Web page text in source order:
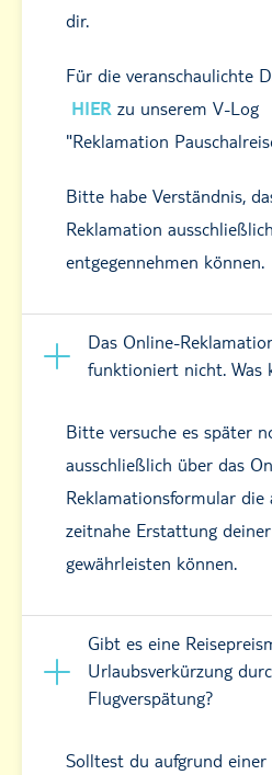
dir.
Für die veranschaulichte
HIER zu unserem V-Log
"Reklamation
Bitte habe Verständnis,
Reklamation
entgegennehmen können.​
Das Online-
funktioniert nicht. Was
Bitte versuche es später
ausschließlich über das
Reklamationsformular
zeitnahe Erstattung
gewährleisten können.
Gibt es eine
Urlaubsverkürzung
Flugverspätung?
Solltest du aufgrund einer